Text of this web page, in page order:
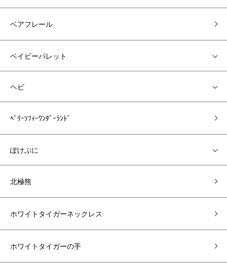
ベアフレール
ベイビーパレット
ヘビ
ﾍﾞﾘｰｿﾌｨｰﾜﾝﾀﾞｰﾗﾝﾄﾞ
ぽけぷに
北極熊
ホワイトタイガーネックレス
ホワイトタイガーの手